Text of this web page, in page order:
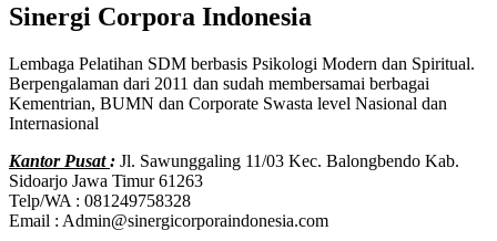
Sinergi Corpora Indonesia
Lembaga Pelatihan SDM berbasis Psikologi Modern dan Spiritual.
Berpengalaman dari 2011 dan sudah membersamai berbagai
Kementrian, BUMN dan Corporate Swasta level Nasional dan
Internasional
Kantor Pusat: Jl. Sawunggaling 11/03 Kec. Balongbendo Kab.
Sidoarjo Jawa Timur 61263
Telp/WA : 081249758328
Email : Admin@sinergicorporaindonesia.com